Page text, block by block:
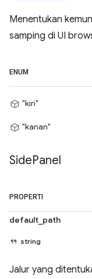
Menentukan
samping di UI
ENUM
"kiri"
"kanan"
SidePanel
PROPERTI
default_path
string
Jalur yang